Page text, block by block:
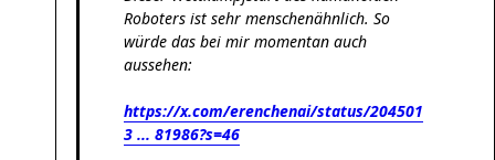
Roboters ist sehr menschenähnlich. So
würde das bei mir momentan auch
aussehen:
https://x.com/erenchenai/status/204501
3 ... 81986?s=46